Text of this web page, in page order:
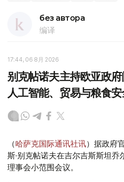
без автора
编译
17:44, 06 8月 2026
别克帖诺夫主持欧亚政
人工智能、贸易与粮食
（哈萨克国际通讯社讯）据政府
斯·别克帖诺夫在吉尔吉斯斯坦乔
理事会小范围会议。